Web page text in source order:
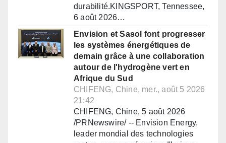
durabilité.KINGSPORT, Tennessee,
6 août 2026…
Envision et Sasol font progresser
les systèmes énergétiques de
demain grâce à une collaboration
autour de l'hydrogène vert en
Afrique du Sud
CHIFENG, Chine, mer., août 5 2026
21:42
CHIFENG, Chine, 5 août 2026
/PRNewswire/ -- Envision Energy,
leader mondial des technologies